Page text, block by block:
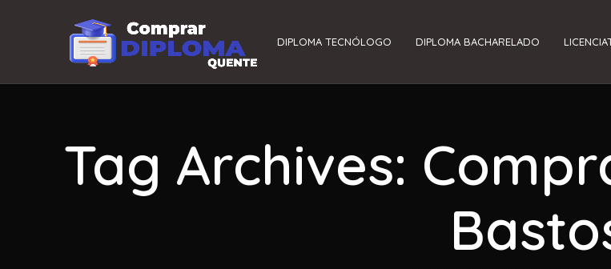
DIPLOMA TECNÓLOGO DIPLOMA BACHARELADO
Tag Archives: